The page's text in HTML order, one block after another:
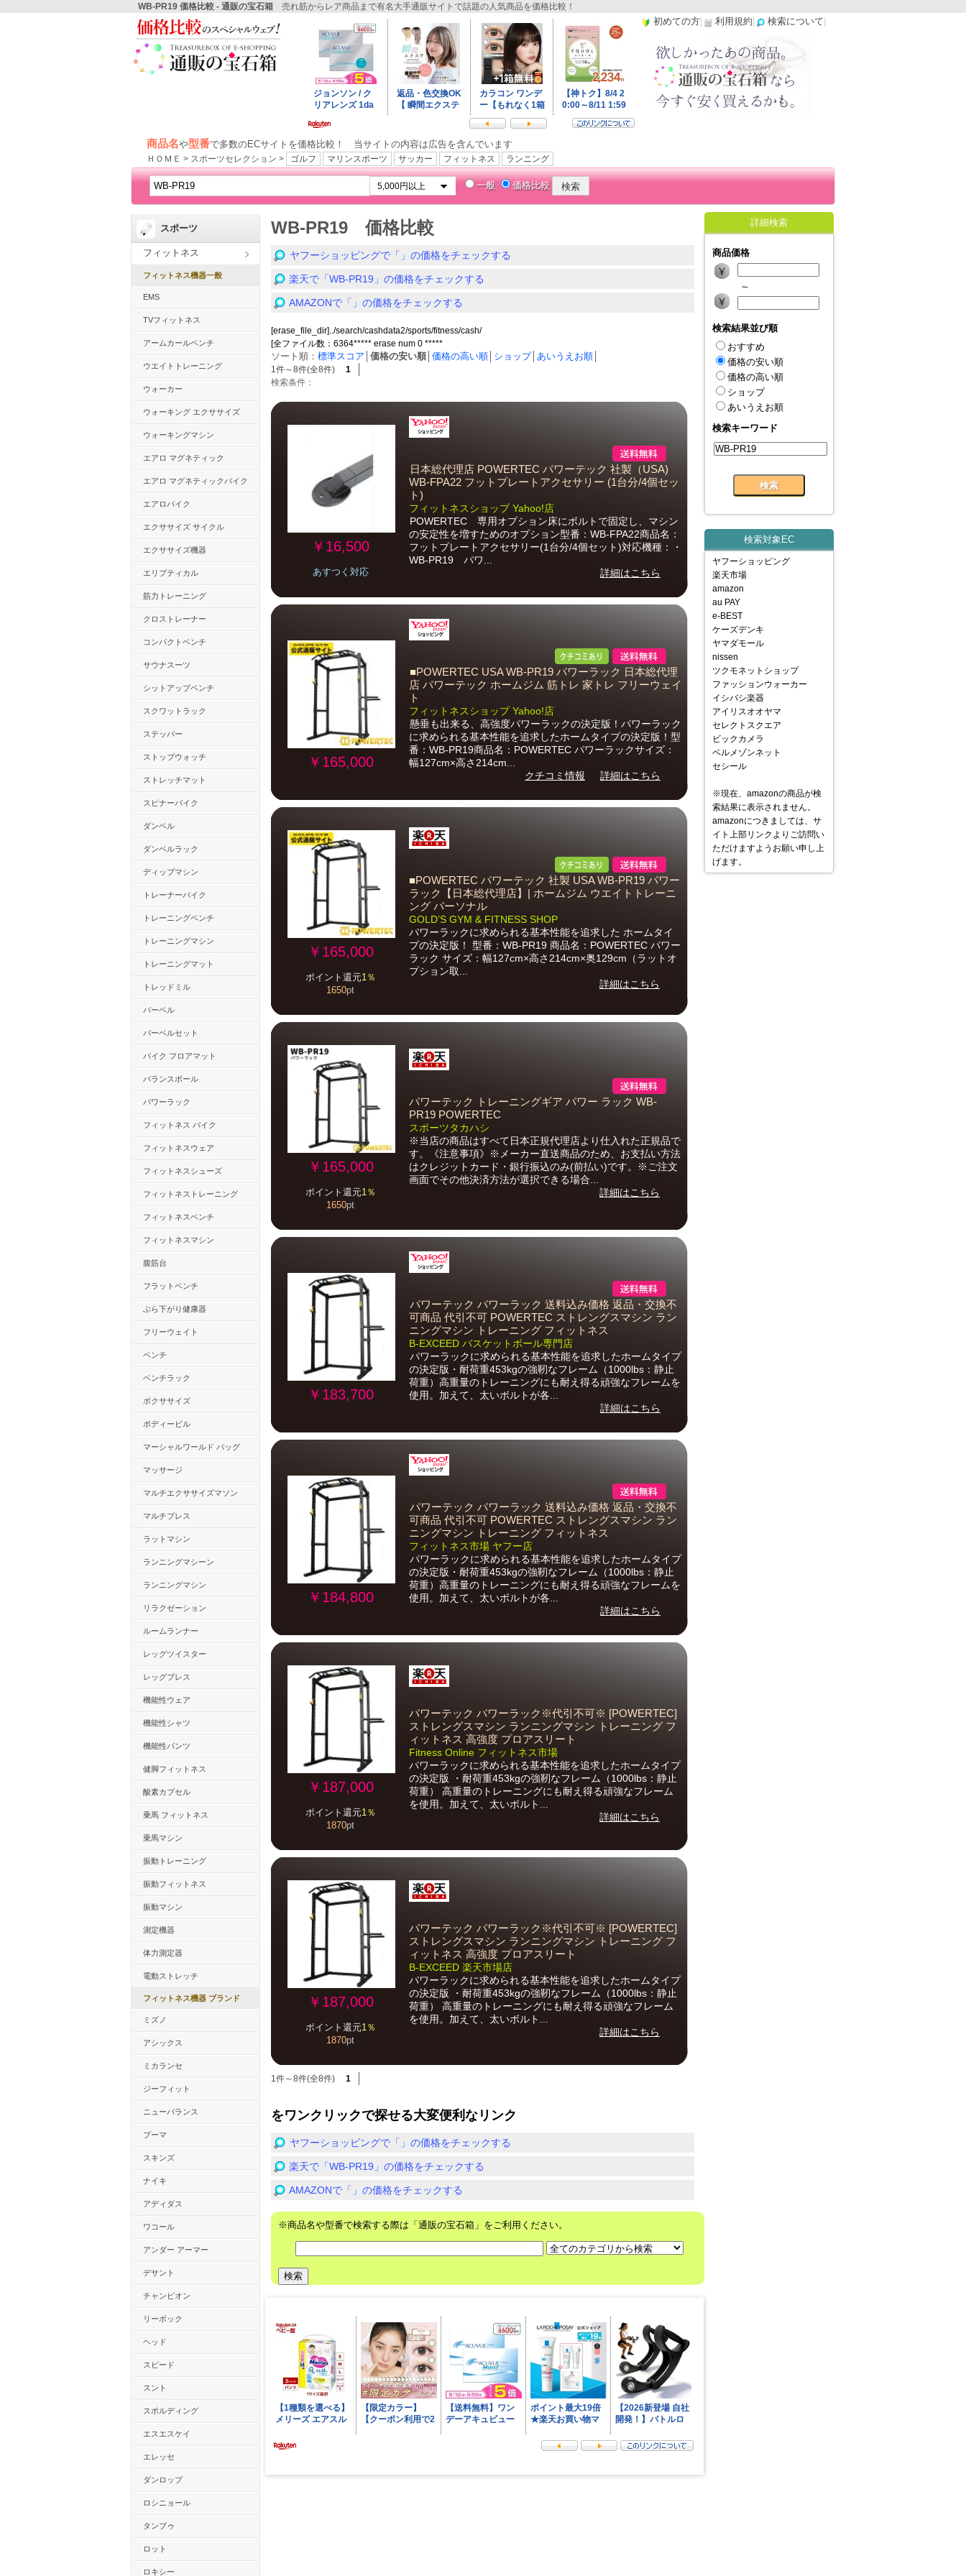
WB-PR19 価格比較 - 通販の宝石箱 売れ筋からレア商品まで有名大手通販サイトで話題の人気商品を価格比較！
初めての方 利用規約 検索について
商品名や型番で多数のECサイトを価格比較！ 当サイトの内容は広告を含んでいます
ＨＯＭＥ > スポーツセレクション > ゴルフ マリンスポーツ サッカー フィットネス ランニング
一般 価格比較
スポーツ
フィットネス
フィットネス機器一般
EMS
TVフィットネス
アームカールベンチ
ウエイトトレーニング
ウォーカー
ウォーキング エクササイズ
ウォーキングマシン
エアロ マグネティック
エアロ マグネティックバイク
エアロバイク
エクササイズ サイクル
エクササイズ機器
エリプティカル
筋力トレーニング
クロストレーナー
コンパクトベンチ
サウナスーツ
シットアップベンチ
スクワットラック
ステッパー
ストップウォッチ
ストレッチマット
スピナーバイク
ダンベル
ダンベルラック
ディップマシン
トレーナーバイク
トレーニングベンチ
トレーニングマシン
トレーニングマット
トレッドミル
バーベル
バーベルセット
バイク フロアマット
バランスボール
パワーラック
フィットネス バイク
フィットネスウェア
フィットネスシューズ
フィットネストレーニング
フィットネスベンチ
フィットネスマシン
腹筋台
フラットベンチ
ぶら下がり健康器
フリーウェイト
ベンチ
ベンチラック
ボクササイズ
ボディービル
マーシャルワールド バッグ
マッサージ
マルチエクササイズマソン
マルチプレス
ラットマシン
ランニングマシーン
ランニングマシン
リラクゼーション
ルームランナー
レッグツイスター
レッグプレス
機能性ウェア
機能性シャツ
機能性パンツ
健脚フィットネス
酸素カプセル
乗馬 フィットネス
乗馬マシン
振動トレーニング
振動フィットネス
振動マシン
測定機器
体力測定器
電動ストレッチ
フィットネス機器 ブランド
ミズノ
アシックス
ミカランセ
ジーフィット
ニューバランス
プーマ
スキンズ
ナイキ
アディダス
ワコール
アンダー アーマー
デサント
チャンピオン
リーボック
ヘッド
スピード
スント
スポルディング
エスエスケイ
エレッセ
ダンロップ
ロシニョール
タンブゥ
ロット
ロキシー
WB-PR19 価格比較
ヤフーショッピングで「」の価格をチェックする
楽天で「WB-PR19」の価格をチェックする
AMAZONで「」の価格をチェックする
[erase_file_dir]../search/cashdata2/sports/fitness/cash/
[全ファイル数：6364***** erase num 0 *****
ソート順： 標準スコア 価格の安い順 価格の高い順 ショップ│ あいうえお順
1件～8件(全8件)
1
検索条件：
￥16,500
あすつく対応
日本総代理店 POWERTEC パワーテック 社製（USA)
WB-FPA22 フットプレートアクセサリー (1台分/4個セッ
ト)
フィットネスショップ Yahoo!店
POWERTEC 専用オプション床にボルトで固定し、マシン
の安定性を増すためのオプション型番：WB-FPA22商品名：
フットプレートアクセサリー(1台分/4個セット)対応機種：・
WB-PR19 パワ...
詳細はこちら
￥165,000
■POWERTEC USA WB-PR19 パワーラック 日本総代理
店 パワーテック ホームジム 筋トレ 家トレ フリーウェイ
ト
フィットネスショップ Yahoo!店
懸垂も出来る、高強度パワーラックの決定版！パワーラック
に求められる基本性能を追求したホームタイプの決定版！型
番：WB-PR19商品名：POWERTEC パワーラックサイズ：
幅127cm×高さ214cm...
クチコミ情報
詳細はこちら
￥165,000
ポイント還元1％
1650pt
■POWERTEC パワーテック 社製 USA WB-PR19 パワー
ラック【日本総代理店】| ホームジム ウエイトトレーニ
ング パーソナル
GOLD’S GYM & FITNESS SHOP
パワーラックに求められる基本性能を追求した ホームタイ
プの決定版！ 型番：WB-PR19 商品名：POWERTEC パワー
ラック サイズ：幅127cm×高さ214cm×奥129cm（ラットオ
プション取...
詳細はこちら
￥165,000
ポイント還元1％
1650pt
パワーテック トレーニングギア パワー ラック WB-
PR19 POWERTEC
スポーツタカハシ
※当店の商品はすべて日本正規代理店より仕入れた正規品で
す。《注意事項》※メーカー直送商品のため、お支払い方法
はクレジットカード・銀行振込のみ(前払い)です。※ご注文
画面でその他決済方法が選択できる場合...
詳細はこちら
￥183,700
パワーテック パワーラック 送料込み価格 返品・交換不
可商品 代引不可 POWERTEC ストレングスマシン ラン
ニングマシン トレーニング フィットネス
B-EXCEED バスケットボール専門店
パワーラックに求められる基本性能を追求したホームタイプ
の決定版・耐荷重453kgの強靭なフレーム（1000lbs：静止
荷重）高重量のトレーニングにも耐え得る頑強なフレームを
使用。加えて、太いボルトが各...
詳細はこちら
￥184,800
パワーテック パワーラック 送料込み価格 返品・交換不
可商品 代引不可 POWERTEC ストレングスマシン ラン
ニングマシン トレーニング フィットネス
フィットネス市場 ヤフー店
パワーラックに求められる基本性能を追求したホームタイプ
の決定版・耐荷重453kgの強靭なフレーム（1000lbs：静止
荷重）高重量のトレーニングにも耐え得る頑強なフレームを
使用。加えて、太いボルトが各...
詳細はこちら
￥187,000
ポイント還元1％
1870pt
パワーテック パワーラック※代引不可※ [POWERTEC]
ストレングスマシン ランニングマシン トレーニング フ
ィットネス 高強度 プロアスリート
Fitness Online フィットネス市場
パワーラックに求められる基本性能を追求したホームタイプ
の決定版 ・耐荷重453kgの強靭なフレーム（1000lbs：静止
荷重） 高重量のトレーニングにも耐え得る頑強なフレーム
を使用。加えて、太いボルト...
詳細はこちら
￥187,000
ポイント還元1％
1870pt
パワーテック パワーラック※代引不可※ [POWERTEC]
ストレングスマシン ランニングマシン トレーニング フ
ィットネス 高強度 プロアスリート
B-EXCEED 楽天市場店
パワーラックに求められる基本性能を追求したホームタイプ
の決定版 ・耐荷重453kgの強靭なフレーム（1000lbs：静止
荷重） 高重量のトレーニングにも耐え得る頑強なフレーム
を使用。加えて、太いボルト...
詳細はこちら
1件～8件(全8件) 1
をワンクリックで探せる大変便利なリンク
ヤフーショッピングで「」の価格をチェックする
楽天で「WB-PR19」の価格をチェックする
AMAZONで「」の価格をチェックする
※商品名や型番で検索する際は「通販の宝石箱」をご利用ください。
詳細検索
商品価格
～
検索結果並び順
おすすめ
価格の安い順
価格の高い順
ショップ
あいうえお順
検索キーワード
検索対象EC
ヤフーショッピング
楽天市場
amazon
au PAY
e-BEST
ケーズデンキ
ヤマダモール
nissen
ツクモネットショップ
ファッションウォーカー
イシバシ楽器
アイリスオオヤマ
セレクトスクエア
ビックカメラ
ベルメゾンネット
セシール
※現在、amazonの商品が検
索結果に表示されません。
amazonにつきましては、サ
イト上部リンクよりご訪問い
ただけますようお願い申し上
げます。